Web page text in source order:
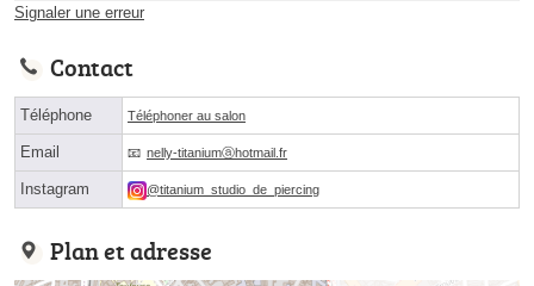
Signaler une erreur
Contact
Téléphone Téléphoner au salon
Email nelly-titaniumⓐhotmail.fr
Instagram @titanium_studio_de_piercing
Plan et adresse